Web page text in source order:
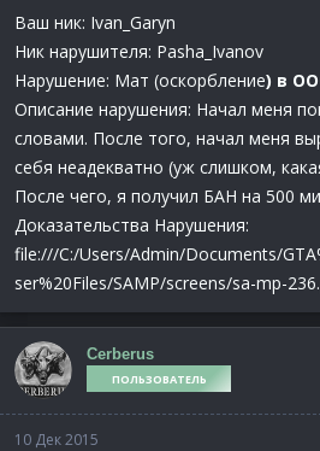
Ваш ник: Ivan_Garyn
Ник нарушителя: Pasha_Ivanov
Нарушение: Мат (оскорбление) в
Описание нарушения: Начал меня
словами. После того, начал меня
себя неадекватно (уж слишком,
После чего, я получил БАН на 500
Доказательства Нарушения:
file:///C:/Users/Admin/Documents/
ser%20Files/SAMP/screens/sa-mp-
Cerberus
ПОЛЬЗОВАТЕЛЬ
10 Дек 2015